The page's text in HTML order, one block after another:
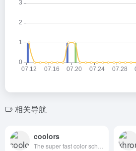
相关导航
coolors